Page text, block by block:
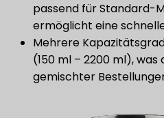
passend für Standard-
ermöglicht eine
Mehrere
(150 ml – 2200 ml), was
gemischter